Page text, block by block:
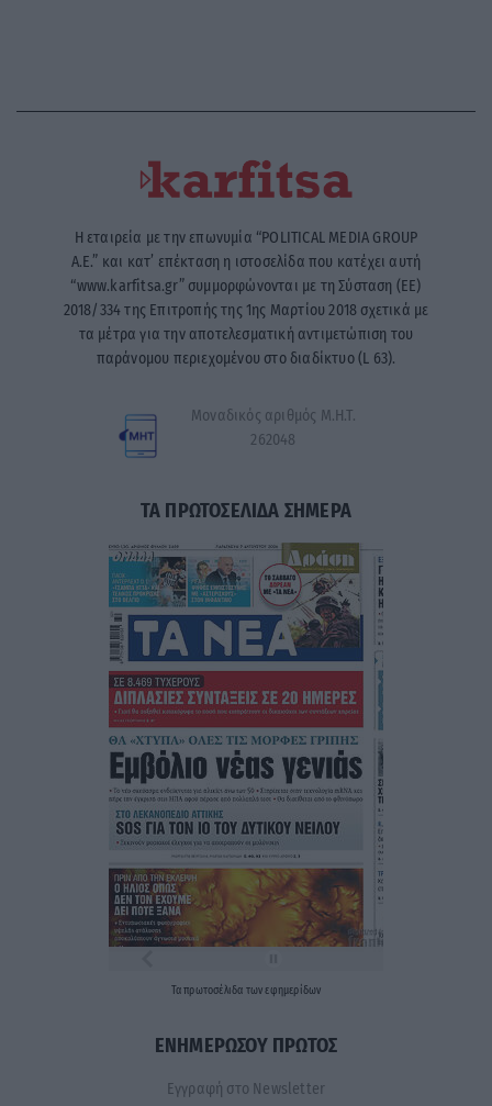
Η εταιρεία με την επωνυμία “POLITICAL MEDIA GROUP
A.E.” και κατ’ επέκταση η ιστοσελίδα που κατέχει αυτή
“www.karfitsa.gr” συμμορφώνονται με τη Σύσταση (ΕΕ)
2018/334 της Επιτροπής της 1ης Μαρτίου 2018 σχετικά με
τα μέτρα για την αποτελεσματική αντιμετώπιση του
παράνομου περιεχομένου στο διαδίκτυο (L 63).
Μοναδικός αριθμός Μ.Η.Τ.
262048
ΤΑ ΠΡΩΤΟΣΕΛΙΔΑ ΣΗΜΕΡΑ
Ταπρωτοσέλιδα τωνεφημερίδων
ΕΝΗΜΕΡΩΣΟΥ ΠΡΩΤΟΣ
Εγγραφή στο Newsletter